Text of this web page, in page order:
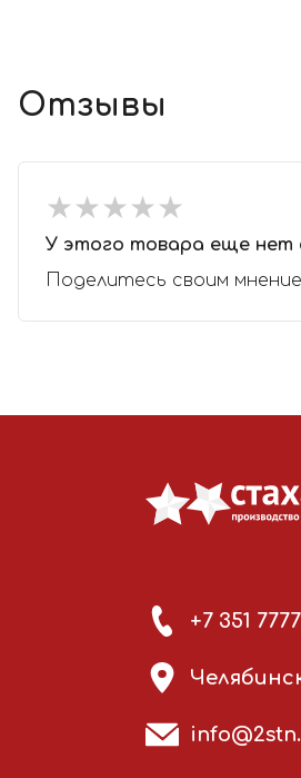
Отзывы
★★★★★
★★★★★
У этого товара еще
Поделитесь своим
+7 351